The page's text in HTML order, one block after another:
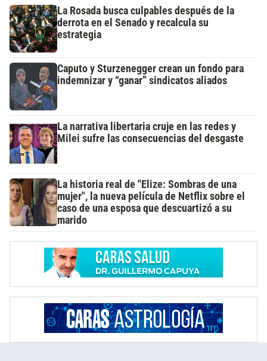
La Rosada busca culpables después de la
derrota en el Senado y recalcula su
estrategia
Caputo y Sturzenegger crean un fondo para
indemnizar y “ganar” sindicatos aliados
La narrativa libertaria cruje en las redes y
Milei sufre las consecuencias del desgaste
La historia real de "Elize: Sombras de una
mujer", la nueva película de Netflix sobre el
caso de una esposa que descuartizó a su
marido